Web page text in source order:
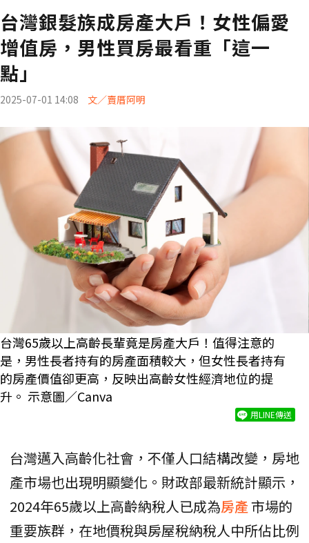
台灣銀髮族成房產大戶！女性偏愛
增值房，男性買房最看重「這一
點」
2025-07-01 14:08 文／賣厝阿明
台灣65歲以上高齡長輩竟是房產大戶！值得注意的
是，男性長者持有的房產面積較大，但女性長者持有
的房產價值卻更高，反映出高齡女性經濟地位的提
升。 示意圖／Canva
用LINE傳送
台灣邁入高齡化社會，不僅人口結構改變，房地
產市場也出現明顯變化。財政部最新統計顯示，
2024年65歲以上高齡納稅人已成為房產市場的
重要族群，在地價稅與房屋稅納稅人中所佔比例